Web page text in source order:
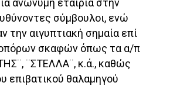
ανώνυμη εταιρία στην
σύμβουλοι, ενώ
αιγυπτιακή σημαία επί
σκαφών όπως τα α/π
¨ΣΤΕΛΛΑ¨, κ.ά., καθώς
επιβατικού θαλαμηγού